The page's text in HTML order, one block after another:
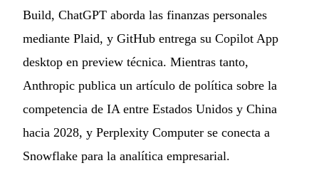
Build, ChatGPT aborda las finanzas personales
mediante Plaid, y GitHub entrega su Copilot App
desktop en preview técnica. Mientras tanto,
Anthropic publica un artículo de política sobre la
competencia de IA entre Estados Unidos y China
hacia 2028, y Perplexity Computer se conecta a
Snowflake para la analítica empresarial.